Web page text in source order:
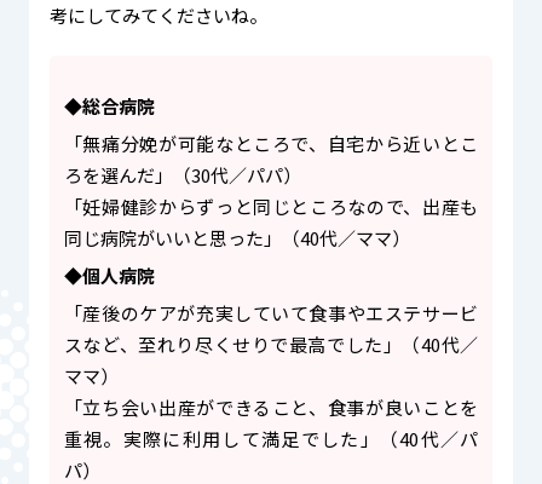
考にしてみてくださいね。
◆総合病院
「無痛分娩が可能なところで、自宅から近いとこ
ろを選んだ」（30代／パパ）
「妊婦健診からずっと同じところなので、出産も
同じ病院がいいと思った」（40代／ママ）
◆個人病院
「産後のケアが充実していて食事やエステサービ
スなど、至れり尽くせりで最高でした」（40代／
ママ）
「立ち会い出産ができること、食事が良いことを
重視。実際に利用して満足でした」（40代／パ
パ）